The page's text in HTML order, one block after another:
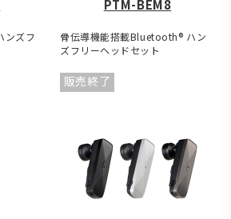
ンズフ
PTM-BEM8
骨伝導機能搭載Bluetooth® ハン
ズフリーヘッドセット
販売終了